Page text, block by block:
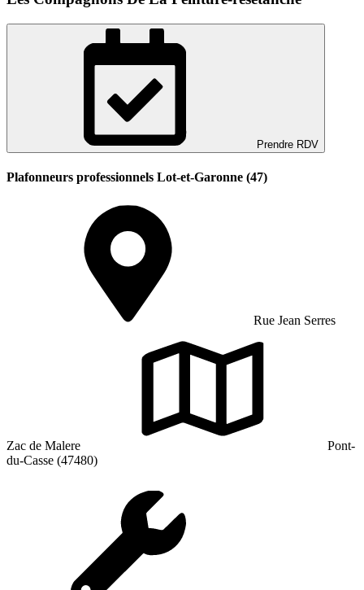
Prendre RDV
Plafonneurs professionnels Lot-et-Garonne (47)
Rue Jean Serres
Zac de Malere
Pont-
du-Casse (47480)